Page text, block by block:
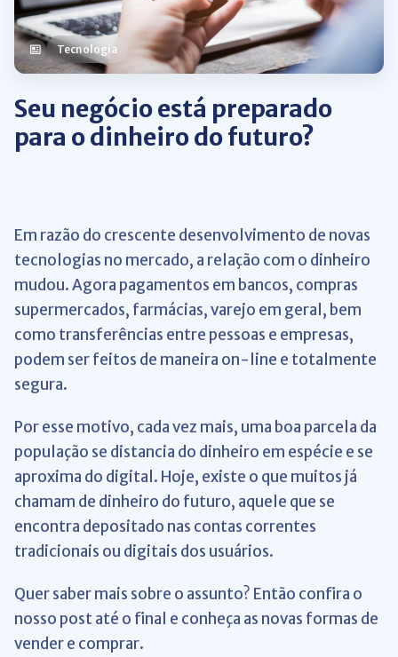
Tecnologia
Seu negócio está preparado
para o dinheiro do futuro?
Em razão do crescente desenvolvimento de novas
tecnologias no mercado, a relação com o dinheiro
mudou. Agora pagamentos em bancos, compras
supermercados, farmácias, varejo em geral, bem
como transferências entre pessoas e empresas,
podem ser feitos de maneira on-line e totalmente
segura.
Por esse motivo, cada vez mais, uma boa parcela da
população se distancia do dinheiro em espécie e se
aproxima do digital. Hoje, existe o que muitos já
chamam de dinheiro do futuro, aquele que se
encontra depositado nas contas correntes
tradicionais ou digitais dos usuários.
Quer saber mais sobre o assunto? Então confira o
nosso post até o final e conheça as novas formas de
vender e comprar.